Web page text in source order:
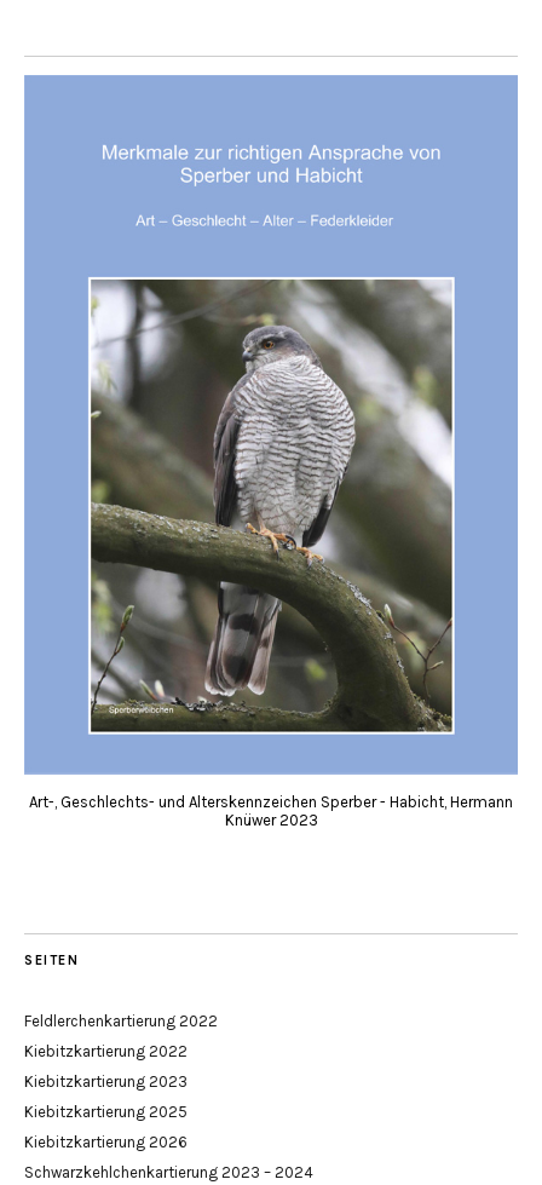
Art-, Geschlechts- und Alterskennzeichen Sperber - Habicht, Hermann
Knüwer 2023
SEITEN
Feldlerchenkartierung 2022
Kiebitzkartierung 2022
Kiebitzkartierung 2023
Kiebitzkartierung 2025
Kiebitzkartierung 2026
Schwarzkehlchenkartierung 2023 – 2024